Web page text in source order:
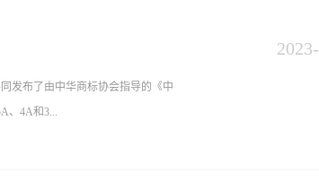
发布了由中华商标协会指导的《中
、4A和3...
2023-